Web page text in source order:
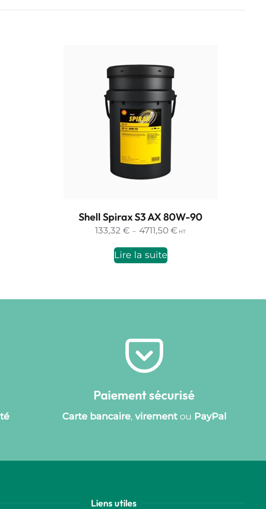
Shell Spirax S3 AX 80W-90
133,32€ – 4711,50€Plage
HT
Lire la suite
Paiement sécurisé
Carte bancaire, virementou PayPal
Liens utiles